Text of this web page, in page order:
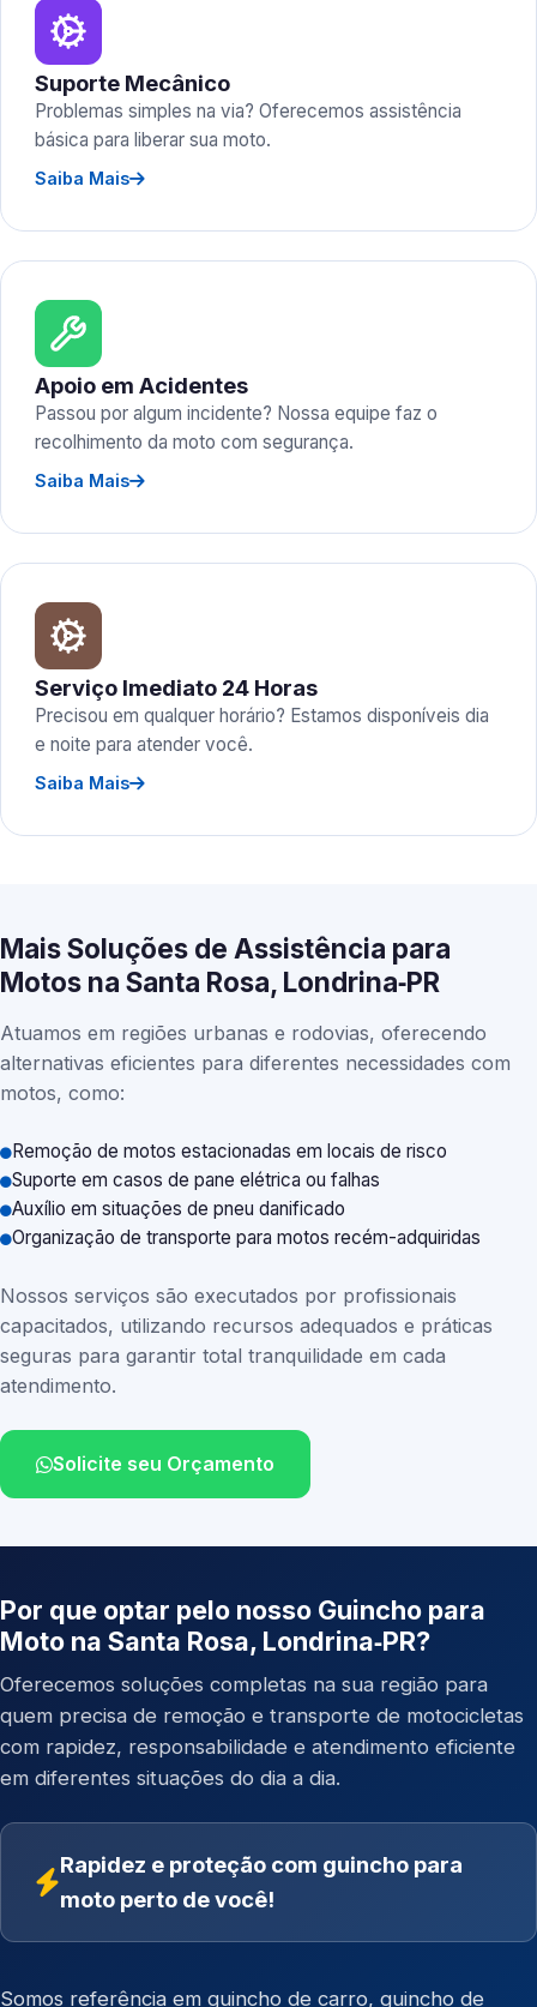
Suporte Mecânico
Problemas simples na via? Oferecemos assistência
básica para liberar sua moto.
Saiba Mais
Apoio em Acidentes
Passou por algum incidente? Nossa equipe faz o
recolhimento da moto com segurança.
Saiba Mais
Serviço Imediato 24 Horas
Precisou em qualquer horário? Estamos disponíveis dia
e noite para atender você.
Saiba Mais
Mais Soluções de Assistência para
Motos na Santa Rosa, Londrina‑PR
Atuamos em regiões urbanas e rodovias, oferecendo
alternativas eficientes para diferentes necessidades com
motos, como:
Remoção de motos estacionadas em locais de risco
Suporte em casos de pane elétrica ou falhas
Auxílio em situações de pneu danificado
Organização de transporte para motos recém-adquiridas
Nossos serviços são executados por profissionais
capacitados, utilizando recursos adequados e práticas
seguras para garantir total tranquilidade em cada
atendimento.
Solicite seu Orçamento
Por que optar pelo nosso Guincho para
Moto na Santa Rosa, Londrina‑PR?
Oferecemos soluções completas na sua região para
quem precisa de remoção e transporte de motocicletas
com rapidez, responsabilidade e atendimento eficiente
em diferentes situações do dia a dia.
Rapidez e proteção com guincho para
moto perto de você!
Somos referência em guincho de carro, guincho de